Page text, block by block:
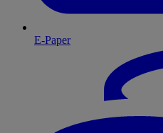
E-Paper